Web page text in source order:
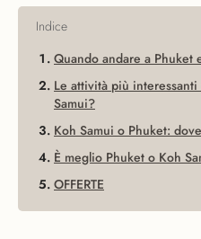
Indice
Quando andare a Phuket
Le attività più
Samui?
Koh Samui o Phuket:
È meglio Phuket o Koh
OFFERTE